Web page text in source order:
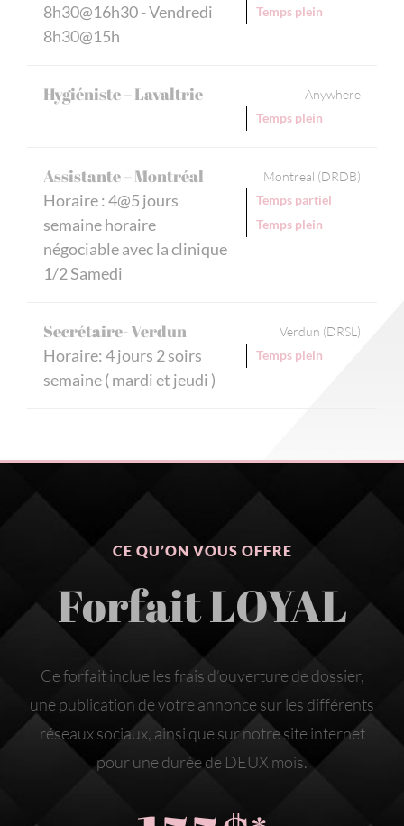
8h30@16h30 - Vendredi
8h30@15h
Temps plein
Hygiéniste – Lavaltrie Anywhere
Temps plein
Assistante – Montréal
Horaire : 4@5 jours
semaine horaire
négociable avec la clinique
1/2 Samedi
Montreal (DRDB)
Temps partiel
Temps plein
Secrétaire- Verdun
Horaire: 4 jours 2 soirs
semaine ( mardi et jeudi )
Verdun (DRSL)
Temps plein
CE QU’ON VOUS OFFRE
Forfait LOYAL
Ce forfait inclue les frais d’ouverture de dossier,
une publication de votre annonce sur les différents
réseaux sociaux, ainsi que sur notre site internet
pour une durée de DEUX mois.